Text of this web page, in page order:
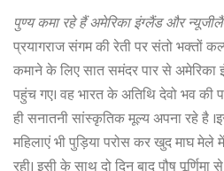
पुण्य कमा रहे हैं अमेरिका इंग्लैंड और
प्रयागराज संगम की रेती पर संतो भक्तों
कमाने के लिए सात समंदर पार से
पहुंच गए। वह भारत के अतिथि देवो भव
ही सनातनी सांस्कृतिक मूल्य अपना रहे है
महिलाएं भी पुड़िया परोस कर खुद माघ